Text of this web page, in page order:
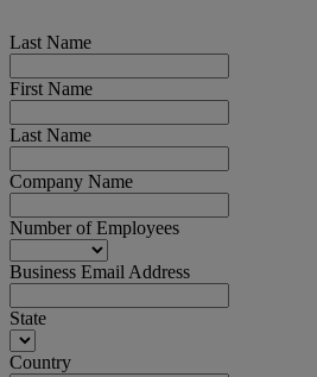
Last Name
First Name
Last Name
Company Name
Number of Employees
Business Email Address
State
Country